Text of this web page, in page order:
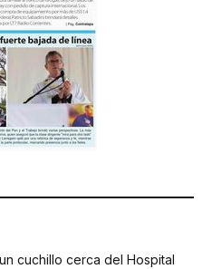
cuchillo cerca del Hospital